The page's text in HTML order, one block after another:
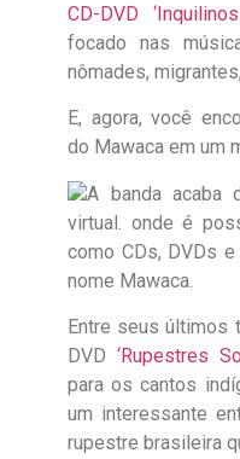
CD-DVD
focado nas
nômades,
E, agora, você
do Mawaca em um
A banda acaba
virtual. onde é
como CDs, DVDs
nome Mawaca.
Entre seus últimos
DVD ‘Rupestres
para os cantos
um interessante
rupestre brasileira